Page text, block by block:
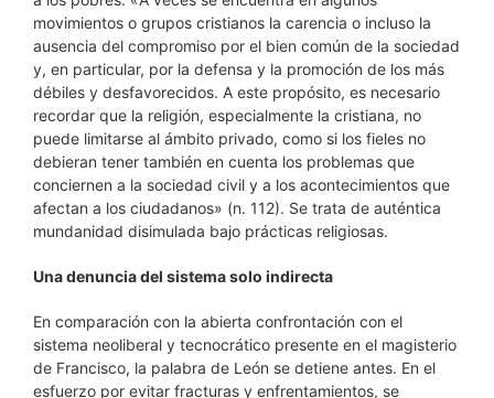
movimientos o grupos cristianos la carencia o incluso la
ausencia del compromiso por el bien común de la sociedad
y, en particular, por la defensa y la promoción de los más
débiles y desfavorecidos. A este propósito, es necesario
recordar que la religión, especialmente la cristiana, no
puede limitarse al ámbito privado, como si los fieles no
debieran tener también en cuenta los problemas que
conciernen a la sociedad civil y a los acontecimientos que
afectan a los ciudadanos» (n. 112). Se trata de auténtica
mundanidad disimulada bajo prácticas religiosas.
Una denuncia del sistema solo indirecta
En comparación con la abierta confrontación con el
sistema neoliberal y tecnocrático presente en el magisterio
de Francisco, la palabra de León se detiene antes. En el
esfuerzo por evitar fracturas y enfrentamientos, se